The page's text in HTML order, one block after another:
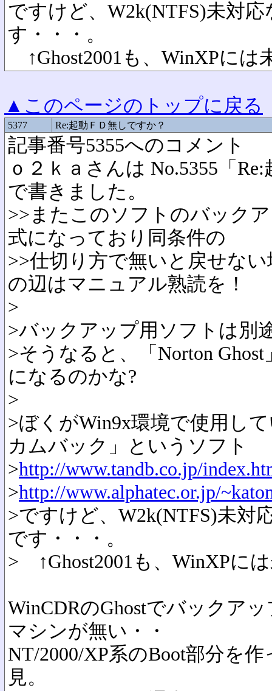
ですけど、W2k(NTFS)未対
す・・・。
↑Ghost2001も、WinXPには
▲このページのトップに戻る
5377 Re:起動ＦＤ無しですか？
記事番号5355へのコメント
ｏ２ｋａさんは No.5355「
で書きました。
>>またこのソフトのバック
式になっており同条件の
>>仕切り方で無いと戻せな
の辺はマニュアル熟読を！
>
>バックアップ用ソフトは別
>そうなると、「Norton
になるのかな?
>
>ぼくがWin9x環境で使用し
カムバック」というソフト
>http://www.tandb.co.jp/
>http://www.alphatec.or.jp/
>ですけど、W2k(NTFS)未対
です・・・。
> ↑Ghost2001も、WinXPに
WinCDRのGhostでバックア
マシンが無い・・
NT/2000/XP系のBoot部分を
見。